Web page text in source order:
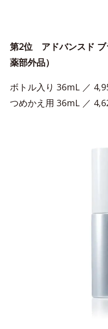
第2位 アドバンスド ブ
薬部外品）
ボトル入り 36mL ／
つめかえ用 36mL ／